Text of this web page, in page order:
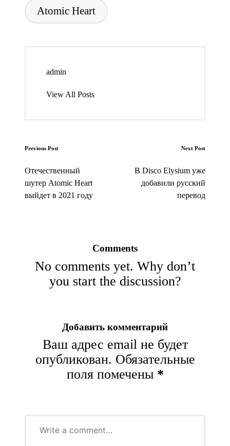
Atomic Heart
admin
View All Posts
Post
navigation
Previous Post
Отечественный
шутер Atomic Heart
выйдет в 2021 году
Next Post
В Disco Elysium уже
добавили русский
перевод
Comments
No comments yet. Why don’t
you start the discussion?
Добавить комментарий
Ваш адрес email не будет
опубликован. Обязательные
поля помечены *